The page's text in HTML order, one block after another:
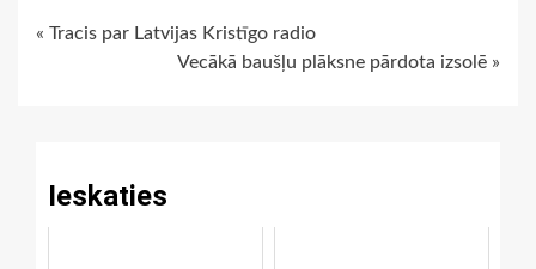
Continue
« Tracis par Latvijas Kristīgo radio
Vecākā baušļu plāksne pārdota izsolē »
Ieskaties